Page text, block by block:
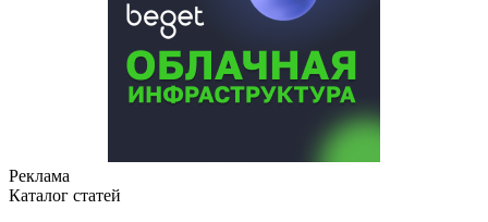
Реклама
Каталог статей